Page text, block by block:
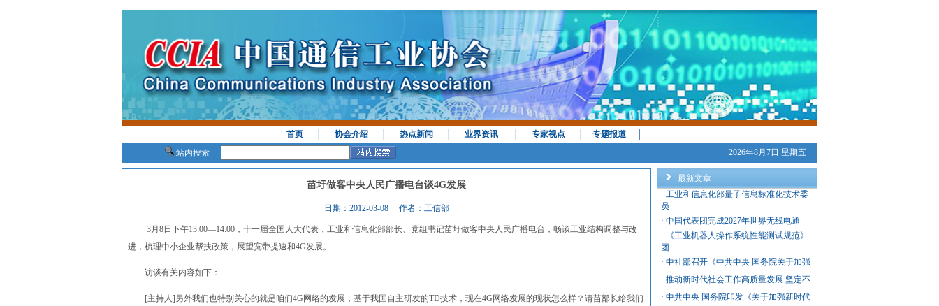
首页│ 协会介绍│ 热点新闻 业界资讯│ 专家视点│ 专题报道│
站内搜索
2026年8月7日 星期五
苗圩做客中央人民广播电台谈4G发展
日期：2012-03-08 作者：工信部
3月8日下午13:00—14:00，十一届全国人大代表，工业和信息化部部长、党组书记苗圩做客中央人民广播电台，畅谈工业结构调整与改
进，梳理中小企业帮扶政策，展望宽带提速和4G发展。
访谈有关内容如下：
[主持人]另外我们也特别关心的就是咱们4G网络的发展，基于我国自主研发的TD技术，现在4G网络发展的现状怎么样？请苗部长给我们
最新文章
· 工业和信息化部量子信息标准化技术委
员
· 中国代表团完成2027年世界无线电通
·
《工业机器人操作系统性能测试规范》
团
· 中社部召开《中共中央 国务院关于加强
· 推动新时代社会工作高质量发展 坚定不
· 中共中央 国务院印发《关于加强新时代